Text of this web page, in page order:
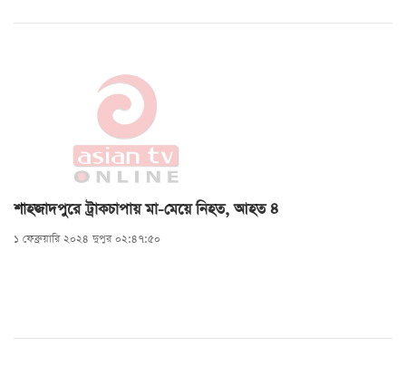
শাহজাদপুরে ট্রাকচাপায় মা-মেয়ে নিহত, আহত ৪
১ ফেব্রুয়ারি ২০২৪ দুপুর ০২:৪৭:৫০